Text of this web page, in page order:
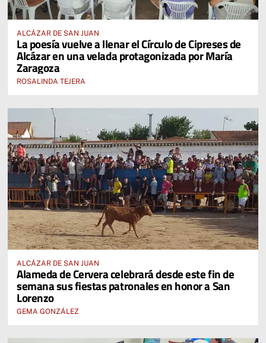
ALCÁZAR DE SAN JUAN
La poesía vuelve a llenar el Círculo de Cipreses de
Alcázar en una velada protagonizada por María
Zaragoza
ROSALINDA TEJERA
ALCÁZAR DE SAN JUAN
Alameda de Cervera celebrará desde este fin de
semana sus fiestas patronales en honor a San
Lorenzo
GEMA GONZÁLEZ